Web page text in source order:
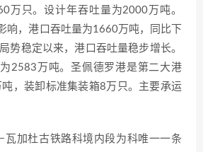
万只。设计年吞吐量为2000万吨。
响，港口吞吐量为1660万吨，同比下
势稳定以来，港口吞吐量稳步增长。
2583万吨。圣佩德罗港是第二大港
，装卸标准集装箱8万只。主要承运
瓦加杜古铁路科境内段为科唯一一条